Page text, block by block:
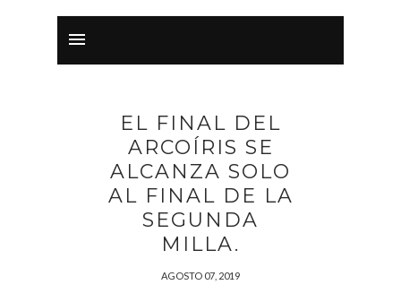
EL FINAL DEL
ARCOÍRIS SE
ALCANZA SOLO
AL FINAL DE LA
SEGUNDA
MILLA.
AGOSTO 07, 2019